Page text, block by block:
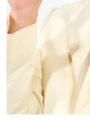
Emo!miuとは？
免責事項
プライバシーポリシー
利用規約
お問い合わせ